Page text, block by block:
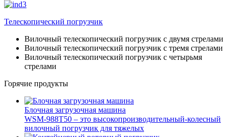
Телескопический погрузчик
Вилочный телескопический погрузчик с двумя стрелами
Вилочный телескопический погрузчик с тремя стрелами
Вилочный телескопический погрузчик с четырьмя
стрелами
Горячие продукты
Блочная загрузочная машина
WSM-988T50 – это высокопроизводительный-колесный
вилочный погрузчик для тяжелых